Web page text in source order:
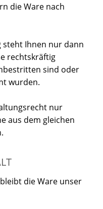
die Ware nach
steht Ihnen nur dann
rechtskräftig
sind oder
wurden.
nur
aus dem gleichen
die Ware unser